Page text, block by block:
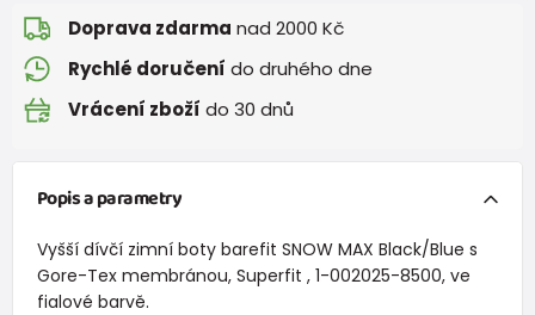
Doprava zdarma nad 2000 Kč
Rychlé doručení do druhého dne
Vrácení zboží do 30 dnů
Popis a parametry
Vyšší dívčí zimní boty barefit SNOW MAX Black/Blue s
Gore-Tex membránou, Superfit , 1-002025-8500, ve
fialové barvě.